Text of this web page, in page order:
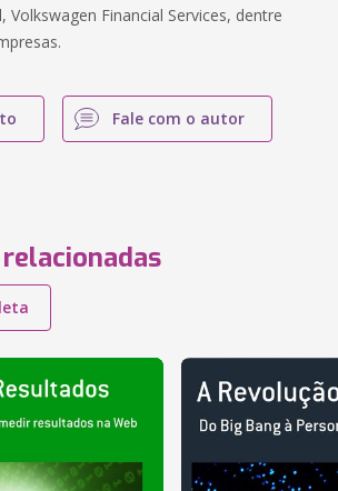
Volkswagen Financial Services, dentre
Fale com o autor